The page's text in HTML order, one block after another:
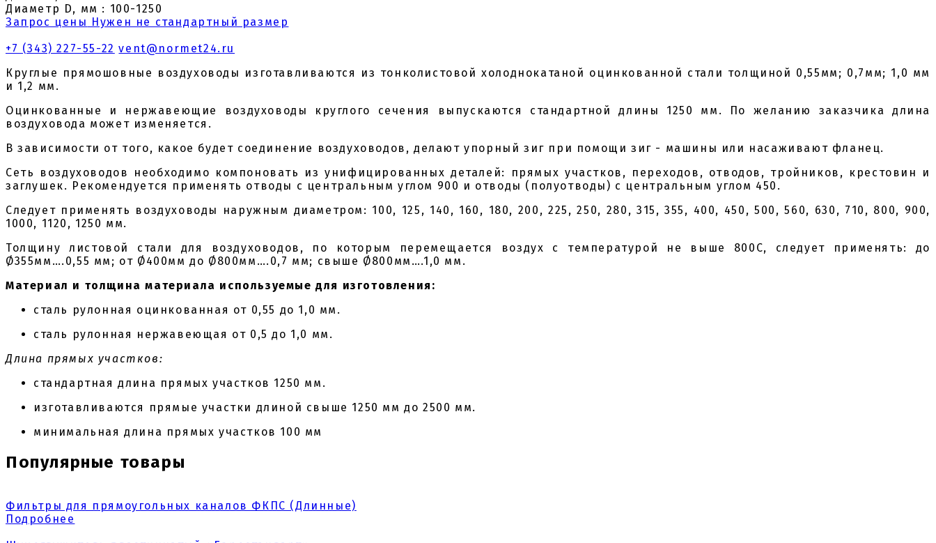
Диаметр D, мм : 100-1250
Запрос цены Нужен не стандартный размер
+7 (343) 227-55-22 vent@normet24.ru
Круглые прямошовные воздуховоды изготавливаются из тонколистовой холоднокатаной оцинкованной стали толщиной 0,55мм; 0,7мм; 1,0 мм
и 1,2 мм.
Оцинкованные и нержавеющие воздуховоды круглого сечения выпускаются стандартной длины 1250 мм. По желанию заказчика длина
воздуховода может изменяется.
В зависимости от того, какое будет соединение воздуховодов, делают упорный зиг при помощи зиг - машины или насаживают фланец.
Сеть воздуховодов необходимо компоновать из унифицированных деталей: прямых участков, переходов, отводов, тройников, крестовин и
заглушек. Рекомендуется применять отводы с центральным углом 900 и отводы (полуотводы) с центральным углом 450.
Следует применять воздуховоды наружным диаметром: 100, 125, 140, 160, 180, 200, 225, 250, 280, 315, 355, 400, 450, 500, 560, 630, 710, 800, 900,
1000, 1120, 1250 мм.
Толщину листовой стали для воздуховодов, по которым перемещается воздух с температурой не выше 800С, следует применять: до
Ø355мм….0,55 мм; от Ø400мм до Ø800мм….0,7 мм; свыше Ø800мм….1,0 мм.
Материал и толщина материала используемые для изготовления:
сталь рулонная оцинкованная от 0,55 до 1,0 мм.
сталь рулонная нержавеющая от 0,5 до 1,0 мм.
Длина прямых участков:
стандартная длина прямых участков 1250 мм.
изготавливаются прямые участки длиной свыше 1250 мм до 2500 мм.
минимальная длина прямых участков 100 мм
Популярные товары
Фильтры для прямоугольных каналов ФКПС (Длинные)
Подробнее